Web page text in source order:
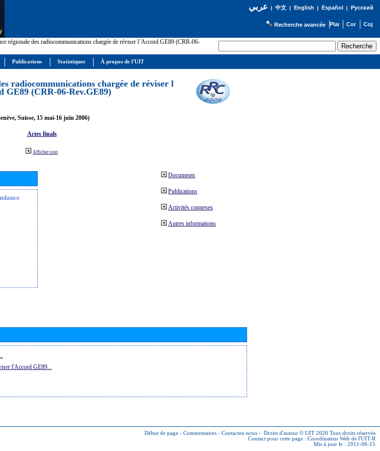
عربي| 中文| English | Español | Русский
Recherche avancée
régionale des radiocommunications chargée de réviser l´Accord GE89 (CRR-06-
radiocommunications chargée de réviser l
GE89 (CRR-06-Rev.GE89)
Suisse, 15 mai-16 juin 2006)
Actes finals
Afficher tout
Documents
Publications
Activités connexes
Autres informations
l'Accord GE89...
Début de page - Commentaires - Contactez-nous - Droits d'auteur © UIT 2026 Tous droits réservés
Contact pour cette page : Coordinateur Web de l'UIT-R
Mis à jour le : 2011-06-15
Publications Statistiques À propos de l'UIT